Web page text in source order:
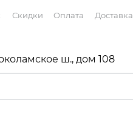
Скидки Оплата Доставка
ш., дом 108